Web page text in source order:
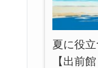
夏に役
【出前